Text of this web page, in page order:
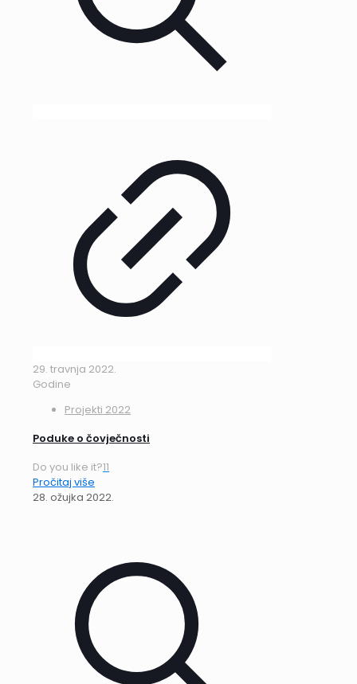
29. travnja 2022.
Godine
Projekti 2022
Poduke o čovječnosti
Do you like it?11
Pročitaj više
28. ožujka 2022.